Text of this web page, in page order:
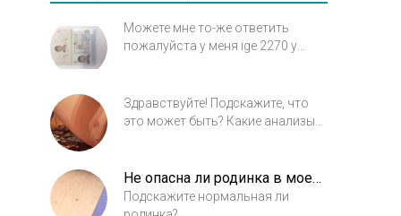
Можете мне то-же ответить
пожалуйста у меня ige 2270 у
бронхиальная астма я лечился с
мая у терапевта не ушло а
осмотрела сначала сказала
почему бы вам не лечиться в
больнице а потом на 2 месяца
Здравствуйте! Подскажите, что
это может быть? Какие анализы
маленького пятнышка. Чем
можно помазать до врача?
Не опасна ли родинка в моем случае?
Подскажите нормальная ли